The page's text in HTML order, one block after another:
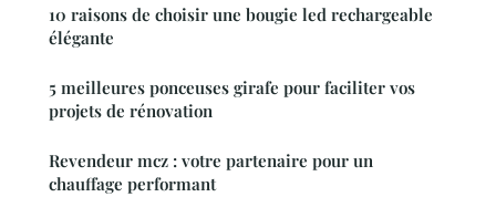
10 raisons de choisir une bougie led rechargeable
élégante
5 meilleures ponceuses girafe pour faciliter vos
projets de rénovation
Revendeur mcz : votre partenaire pour un
chauffage performant